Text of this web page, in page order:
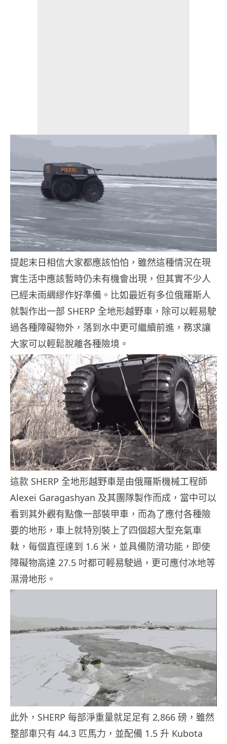
提起末日相信大家都應該怕怕，雖然這種情況在現
實生活中應該暫時仍未有機會出現，但其實不少人
已經未雨綢繆作好準備。比如最近有多位俄羅斯人
就製作出一部 SHERP 全地形越野車，除可以輕易駛
過各種障礙物外，落到水中更可繼續前進，務求讓
大家可以輕鬆脫離各種險境。
這款 SHERP 全地形越野車是由俄羅斯機械工程師
Alexei Garagashyan 及其團隊製作而成，當中可以
看到其外觀有點像一部裝甲車，而為了應付各種險
要的地形，車上就特別裝上了四個超大型充氣車
軚，每個直徑達到 1.6 米，並具備防滑功能，即使
障礙物高達 27.5 吋都可輕易駛過，更可應付冰地等
濕滑地形。
此外，SHERP 每部淨重量就足足有 2,866 磅，雖然
整部車只有 44.3 匹馬力，並配備 1.5 升 Kubota